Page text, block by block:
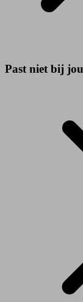
Past niet bij